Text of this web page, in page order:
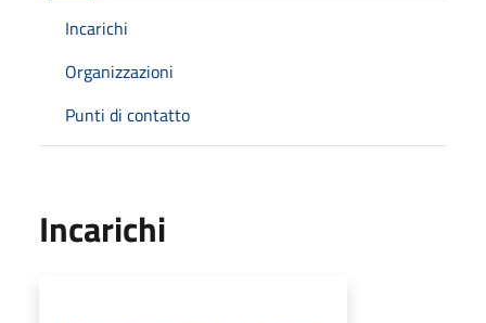
Incarichi
Organizzazioni
Punti di contatto
Incarichi